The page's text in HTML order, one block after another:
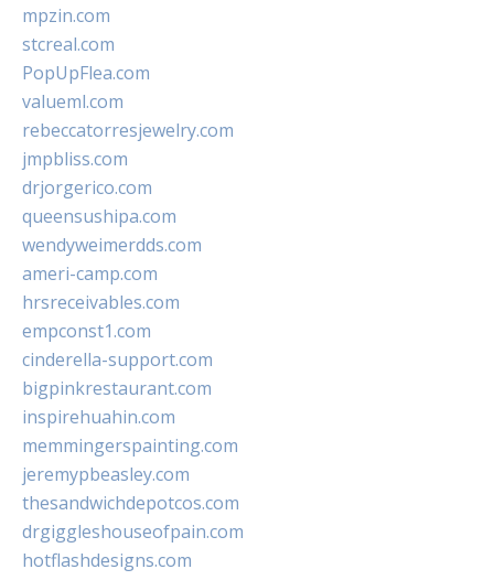
mpzin.com
stcreal.com
PopUpFlea.com
valueml.com
rebeccatorresjewelry.com
jmpbliss.com
drjorgerico.com
queensushipa.com
wendyweimerdds.com
ameri-camp.com
hrsreceivables.com
empconst1.com
cinderella-support.com
bigpinkrestaurant.com
inspirehuahin.com
memmingerspainting.com
jeremypbeasley.com
thesandwichdepotcos.com
drgiggleshouseofpain.com
hotflashdesigns.com